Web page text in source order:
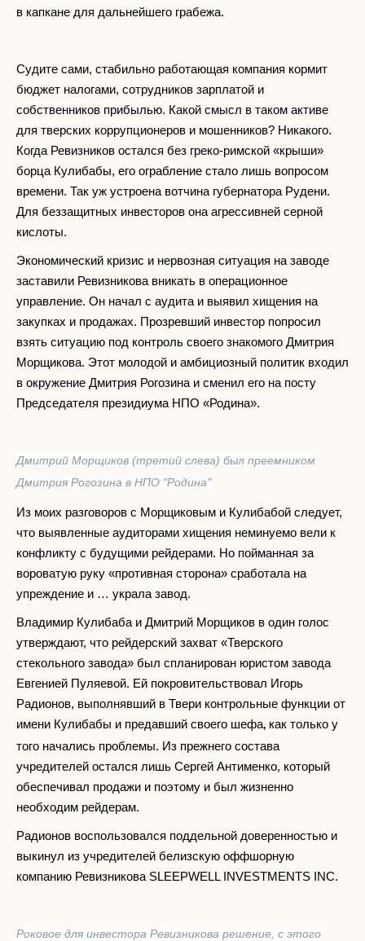
в капкане для дальнейшего грабежа.
Судите сами, стабильно работающая компания кормит
бюджет налогами, сотрудников зарплатой и
собственников прибылью. Какой смысл в таком активе
для тверских коррупционеров и мошенников? Никакого.
Когда Ревизников остался без греко-римской «крыши»
борца Кулибабы, его ограбление стало лишь вопросом
времени. Так уж устроена вотчина губернатора Рудени.
Для беззащитных инвесторов она агрессивней серной
кислоты.
Экономический кризис и нервозная ситуация на заводе
заставили Ревизникова вникать в операционное
управление. Он начал с аудита и выявил хищения на
закупках и продажах. Прозревший инвестор попросил
взять ситуацию под контроль своего знакомого Дмитрия
Морщикова. Этот молодой и амбициозный политик входил
в окружение Дмитрия Рогозина и сменил его на посту
Председателя президиума НПО «Родина».
Дмитрий Морщиков (третий слева) был преемником
Дмитрия Рогозина в НПО "Родина"
Из моих разговоров с Морщиковым и Кулибабой следует,
что выявленные аудиторами хищения неминуемо вели к
конфликту с будущими рейдерами. Но пойманная за
вороватую руку «противная сторона» сработала на
упреждение и … украла завод.
Владимир Кулибаба и Дмитрий Морщиков в один голос
утверждают, что рейдерский захват «Тверского
стекольного завода» был спланирован юристом завода
Евгенией Пуляевой. Ей покровительствовал Игорь
Радионов, выполнявший в Твери контрольные функции от
имени Кулибабы и предавший своего шефа, как только у
того начались проблемы. Из прежнего состава
учредителей остался лишь Сергей Антименко, который
обеспечивал продажи и поэтому и был жизненно
необходим рейдерам.
Радионов воспользовался поддельной доверенностью и
выкинул из учредителей белизскую оффшорную
компанию Ревизникова SLEEPWELL INVESTMENTS INC.
Роковое для инвестора Ревизникова решение, с этого